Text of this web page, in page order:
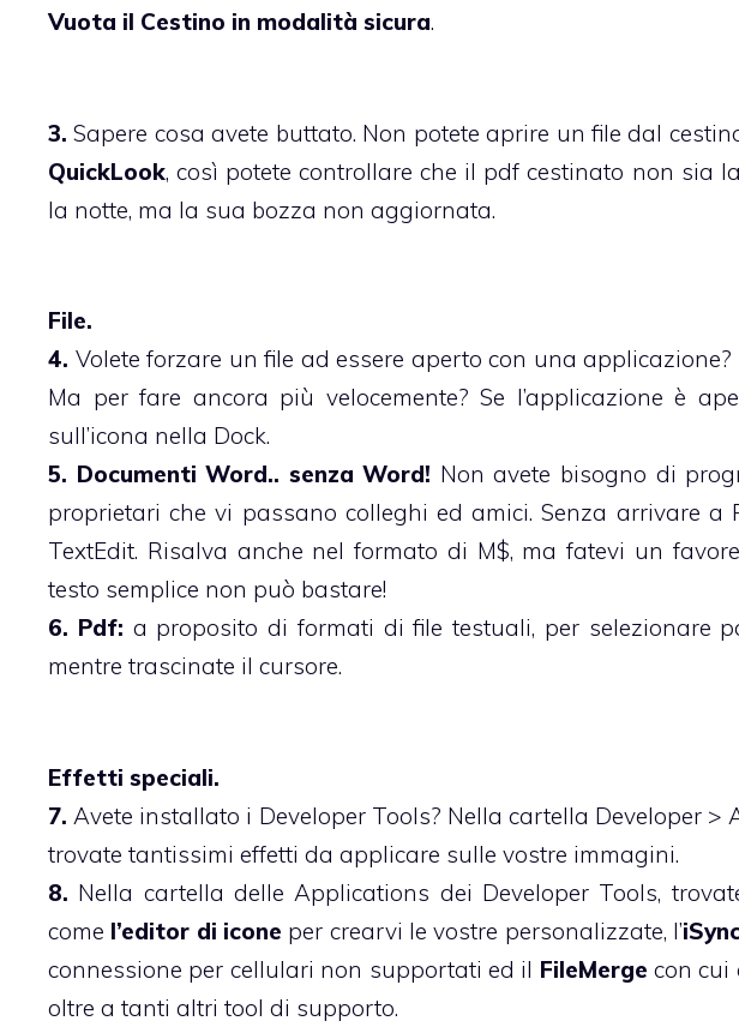
Vuota il Cestino in modalità sicura.
3.Sapere cosa avete buttato. Non potete aprire un file dal
QuickLook, così potete controllare che il pdf cestinato non sia
la notte, ma la sua bozza non aggiornata.
File.
4. Volete forzare un file ad essere aperto con una
Ma per fare ancora più velocemente? Se l’applicazione è
sull’icona nella Dock.
5. Documenti Word.. senza Word! Non avete bisogno di
proprietari che vi passano colleghi ed amici. Senza arrivare a
TextEdit. Risalva anche nel formato di M$, ma fatevi un
testo semplice non può bastare!
6. Pdf: a proposito di formati di file testuali, per selezionare
mentre trascinate il cursore.
Effetti speciali.
7. Avete installato i Developer Tools? Nella cartella Developer >
trovate tantissimi effetti da applicare sulle vostre immagini.
8. Nella cartella delle Applications dei Developer Tools,
come l’editor di icone per crearvi le vostre personalizzate, l’
connessione per cellulari non supportati ed il FileMerge con cui
oltre a tanti altri tool di supporto.